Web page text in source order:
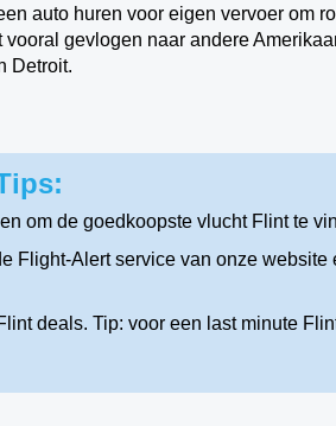
auto huren voor eigen vervoer om
gevlogen naar andere
Detroit.
om de goedkoopste vlucht Flint te
Flight-Alert service van onze website
deals. Tip: voor een last minute